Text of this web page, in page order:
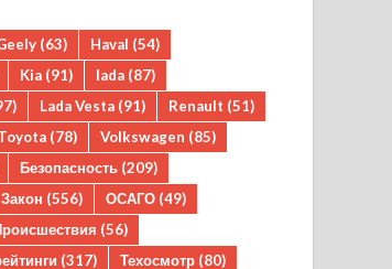
(63) Haval (54)
Kia (91) lada (87)
Lada Vesta (91) Renault (51)
(78) Volkswagen (85)
Безопасность (209)
Закон (556) ОСАГО (49)
(56)
(317) Техосмотр (80)